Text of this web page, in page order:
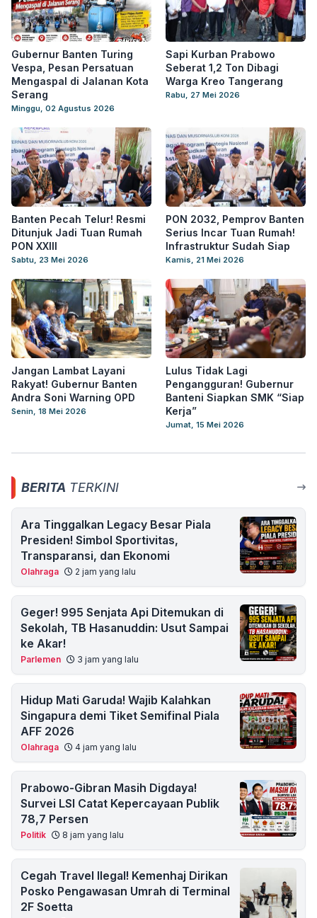
Gubernur Banten Turing
Vespa, Pesan Persatuan
Mengaspal di Jalanan Kota
Serang
Minggu, 02 Agustus 2026
Sapi Kurban Prabowo
Seberat 1,2 Ton Dibagi
Warga Kreo Tangerang
Rabu, 27 Mei 2026
Banten Pecah Telur! Resmi
Ditunjuk Jadi Tuan Rumah
PON XXIII
Sabtu, 23 Mei 2026
PON 2032, Pemprov Banten
Serius Incar Tuan Rumah!
Infrastruktur Sudah Siap
Kamis, 21 Mei 2026
Jangan Lambat Layani
Rakyat! Gubernur Banten
Andra Soni Warning OPD
Senin, 18 Mei 2026
Lulus Tidak Lagi
Pengangguran! Gubernur
Banteni Siapkan SMK “Siap
Kerja”
Jumat, 15 Mei 2026
BERITA TERKINI
Ara Tinggalkan Legacy Besar Piala
Presiden! Simbol Sportivitas,
Transparansi, dan Ekonomi
Olahraga 2 jam yang lalu
Geger! 995 Senjata Api Ditemukan di
Sekolah, TB Hasanuddin: Usut Sampai
ke Akar!
Parlemen 3 jam yang lalu
Hidup Mati Garuda! Wajib Kalahkan
Singapura demi Tiket Semifinal Piala
AFF 2026
Olahraga 4 jam yang lalu
Prabowo-Gibran Masih Digdaya!
Survei LSI Catat Kepercayaan Publik
78,7 Persen
Politik 8 jam yang lalu
Cegah Travel Ilegal! Kemenhaj Dirikan
Posko Pengawasan Umrah di Terminal
2F Soetta